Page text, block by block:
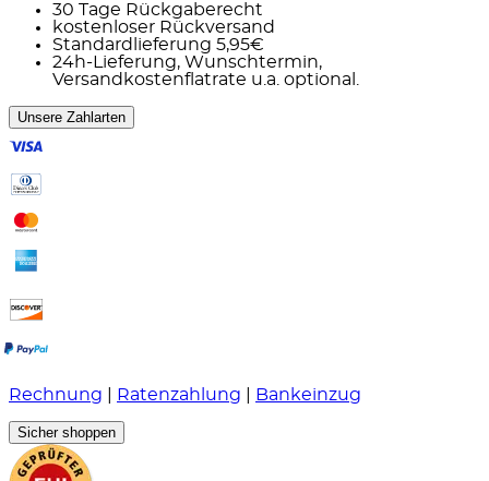
30 Tage Rückgaberecht
kostenloser Rückversand
Standardlieferung 5,95€
24h-Lieferung, Wunschtermin,
Versandkostenflatrate u.a. optional.
Unsere Zahlarten
Rechnung Ratenzahlung Bankeinzug
Sicher shoppen